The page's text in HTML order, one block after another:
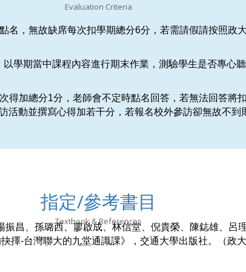
Evaluation Criteria
名，無故缺席每次扣學期總分6分，若需請假請按照政
以學期當中課程內容進行期末作業，測驗學生是否專心
得加總分1分，老師會不定時點名回答，若無法回答將
活動並撰寫心得加若干分，若報名校外參訪卻無故不到
指定/參考書目
Textbook & References
振昌、孫璐西、廖啟成、林信堂、倪貴榮、陳鋕雄、呂
擇-台灣聯大的九堂通識課》，交通大學出版社。（政